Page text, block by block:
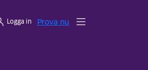
Logga in Prova nu